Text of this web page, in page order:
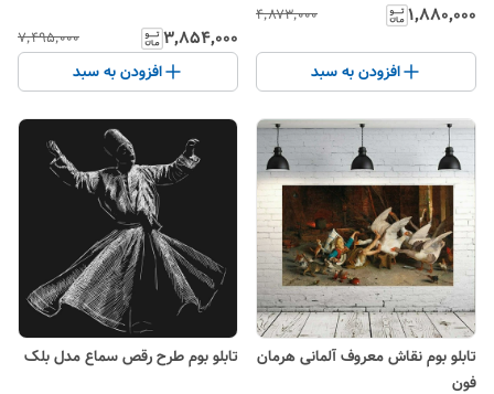
۱٬۸۸۰٬۰۰۰ ۴٬۸۷۳٬۰۰۰
افزودن به سبد
۳٬۸۵۴٬۰۰۰ ۷٬۴۹۵٬۰۰۰
افزودن به سبد
تابلو بوم نقاش معروف آلمانی هرمان
فون
تابلو بوم طرح رقص سماع مدل بلک